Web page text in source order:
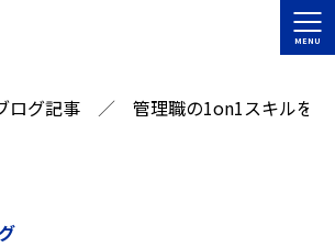
ログ記事 ／ 管理職の1on1スキルを